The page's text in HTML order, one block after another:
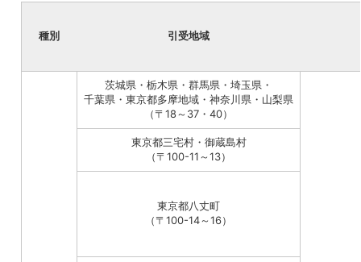
種別 引受地域
茨城県・栃木県・群馬県・埼玉県・
千葉県・東京都多摩地域・神奈川県・山梨県
（〒18～37・40）
東京都三宅村・御蔵島村
（〒100-11～13）
東京都八丈町
（〒100-14～16）